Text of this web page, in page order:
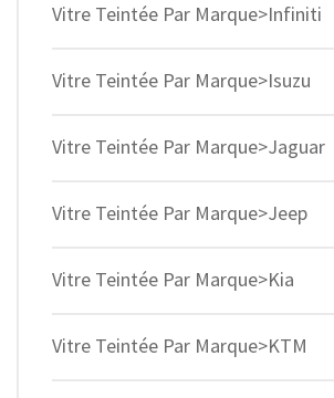
Vitre Teintée Par Marque>Infiniti
Vitre Teintée Par Marque>Isuzu
Vitre Teintée Par Marque>Jaguar
Vitre Teintée Par Marque>Jeep
Vitre Teintée Par Marque>Kia
Vitre Teintée Par Marque>KTM